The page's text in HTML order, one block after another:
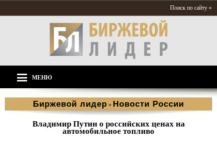
Поиск по сайту »
МЕНЮ
Биржевой лидер » Новости России
Владимир Путин о российских ценах на
автомобильное топливо